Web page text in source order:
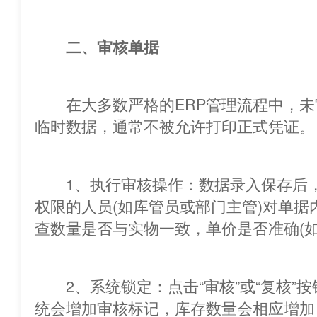
二、审核单据
在大多数严格的ERP管理流程中，未
临时数据，通常不被允许打印正式凭证。
1、执行审核操作：数据录入保存后
权限的人员(如库管员或部门主管)对单
查数量是否与实物一致，单价是否准
2、系统锁定：点击“审核”或“复核”按
统会增加审核标记，库存数量会相应增